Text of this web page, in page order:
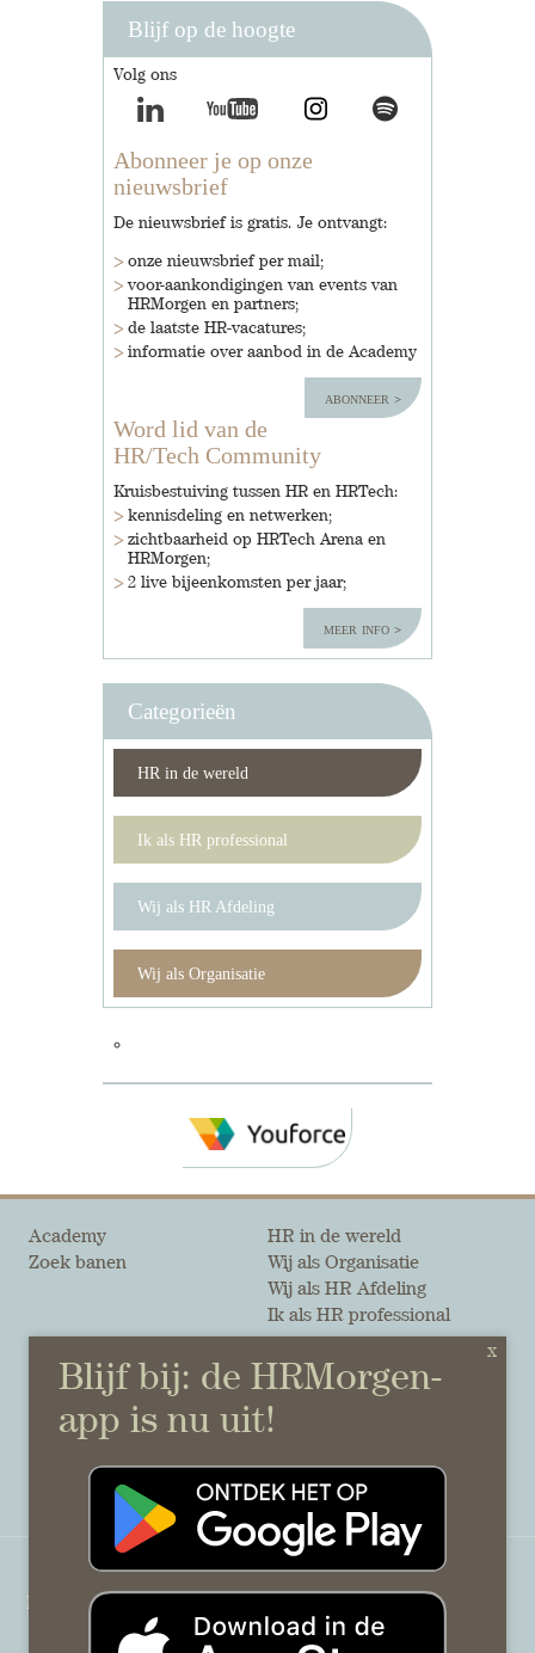
Blijf op de hoogte
Volg ons
Abonneer je op onze
nieuwsbrief
De nieuwsbrief is gratis. Je ontvangt:
onze nieuwsbrief per mail;
voor-aankondigingen van events van
HRMorgen en partners;
de laatste HR-vacatures;
informatie over aanbod in de Academy
abonneer
Word lid van de
HR/Tech Community
Kruisbestuiving tussen HR en HRTech:
kennisdeling en netwerken;
zichtbaarheid op HRTech Arena en
HRMorgen;
2 live bijeenkomsten per jaar;
meer info
Categorieën
HR in de wereld
Ik als HR professional
Wij als HR Afdeling
Wij als Organisatie
Academy
Zoek banen
HR in de wereld
Wij als Organisatie
Wij als HR Afdeling
Ik als HR professional
Onze auteurs
Onze partners
Sponsoring
Over HRMorgen
Contact
Disclaimer & gedragscode
HRMorgen.nl ©